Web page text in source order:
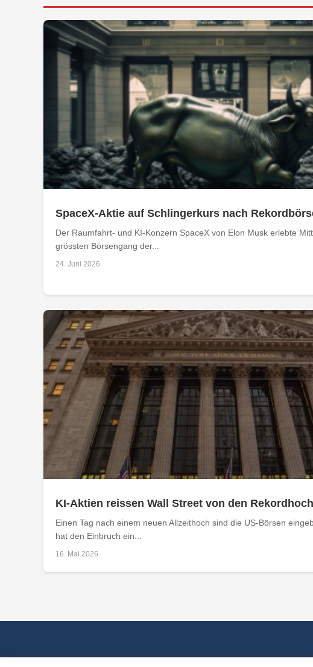
SpaceX-Aktie auf Schlingerkurs nach
Der Raumfahrt- und KI-Konzern SpaceX von Elon Musk erlebte
grössten Börsengang der...
24. Juni 2026
KI-Aktien reissen Wall Street von den
Einen Tag nach einem neuen Allzeithoch sind die US-Börsen
hat den Einbruch ein...
16. Mai 2026